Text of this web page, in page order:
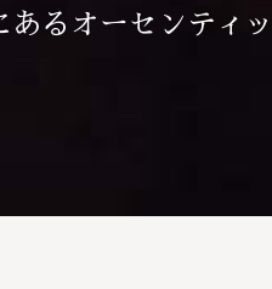
るオーセンティ